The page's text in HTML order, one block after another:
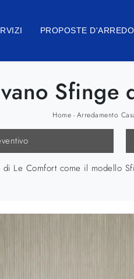
PROPOSTE D'ARREDO
Sfinge
Home -Arredamento
Le Comfort come il modello